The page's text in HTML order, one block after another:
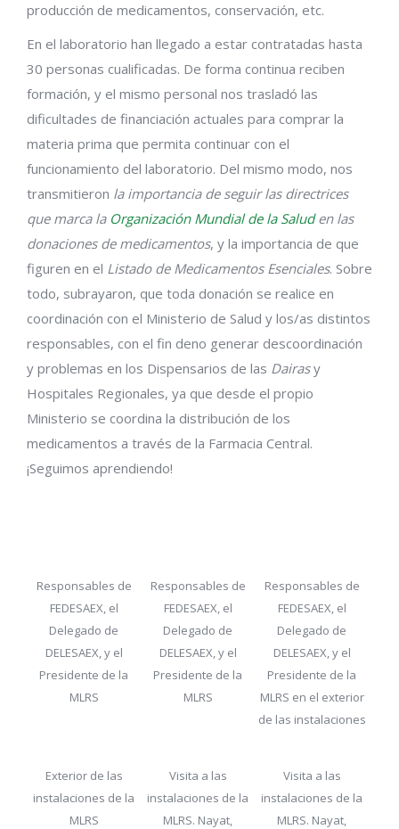
producción de medicamentos, conservación, etc.
En el laboratorio han llegado a estar contratadas hasta
30 personas cualificadas. De forma continua reciben
formación, y el mismo personal nos trasladó las
dificultades de financiación actuales para comprar la
materia prima que permita continuar con el
funcionamiento del laboratorio. Del mismo modo, nos
transmitieron la importancia de seguir las directrices
que marca la Organización Mundial de la Saluden las
donaciones de medicamentos, y la importancia de que
figuren en el Listado de Medicamentos Esenciales. Sobre
todo, subrayaron, que toda donación se realice en
coordinación con el Ministerio de Salud y los/as distintos
responsables, con el fin deno generar descoordinación
y problemas en los Dispensarios de las Dairasy
Hospitales Regionales, ya que desde el propio
Ministerio se coordina la distribución de los
medicamentos a través de la Farmacia Central.
¡Seguimos aprendiendo!
Responsables de
FEDESAEX, el
Delegado de
DELESAEX, y el
Presidente de la
MLRS
Responsables de
FEDESAEX, el
Delegado de
DELESAEX, y el
Presidente de la
MLRS
Responsables de
FEDESAEX, el
Delegado de
DELESAEX, y el
Presidente de la
MLRS en el exterior
de las instalaciones
Exterior de las
instalaciones de la
MLRS
Visita a las
instalaciones de la
MLRS. Nayat,
Visita a las
instalaciones de la
MLRS. Nayat,